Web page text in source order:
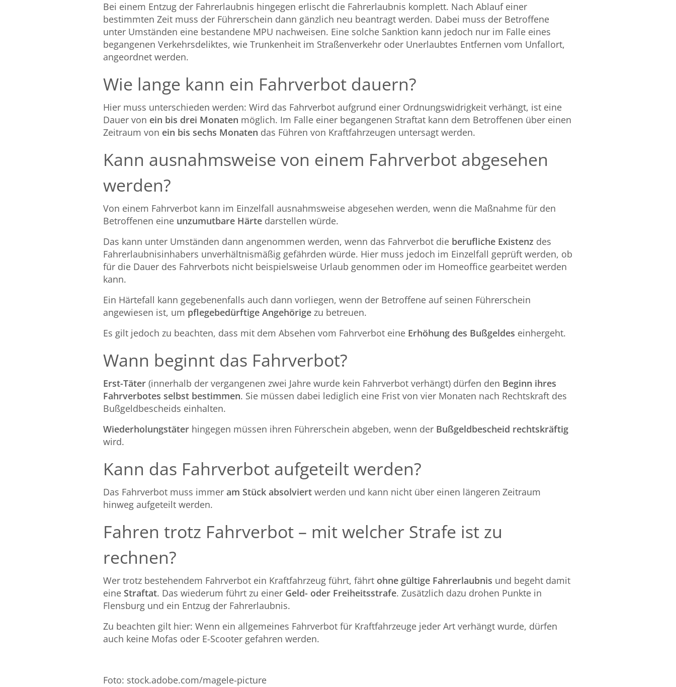
Bei einem Entzug der Fahrerlaubnis hingegen erlischt die Fahrerlaubnis komplett. Nach Ablauf einer
bestimmten Zeit muss der Führerschein dann gänzlich neu beantragt werden. Dabei muss der Betroffene
unter Umständen eine bestandene MPU nachweisen. Eine solche Sanktion kann jedoch nur im Falle eines
begangenen Verkehrsdeliktes, wie Trunkenheit im Straßenverkehr oder Unerlaubtes Entfernen vom Unfallort,
angeordnet werden.
Wie lange kann ein Fahrverbot dauern?
Hier muss unterschieden werden: Wird das Fahrverbot aufgrund einer Ordnungswidrigkeit verhängt, ist eine
Dauer von ein bis drei Monaten möglich. Im Falle einer begangenen Straftat kann dem Betroffenen über einen
Zeitraum von ein bis sechs Monaten das Führen von Kraftfahrzeugen untersagt werden.
Kann ausnahmsweise von einem Fahrverbot abgesehen
werden?
Von einem Fahrverbot kann im Einzelfall ausnahmsweise abgesehen werden, wenn die Maßnahme für den
Betroffenen eine unzumutbare Härte darstellen würde.
Das kann unter Umständen dann angenommen werden, wenn das Fahrverbot die berufliche Existenz des
Fahrerlaubnisinhabers unverhältnismäßig gefährden würde. Hier muss jedoch im Einzelfall geprüft werden, ob
für die Dauer des Fahrverbots nicht beispielsweise Urlaub genommen oder im Homeoffice gearbeitet werden
kann.
Ein Härtefall kann gegebenenfalls auch dann vorliegen, wenn der Betroffene auf seinen Führerschein
angewiesen ist, um pflegebedürftige Angehörige zu betreuen.
Es gilt jedoch zu beachten, dass mit dem Absehen vom Fahrverbot eine Erhöhung des Bußgeldes einhergeht.
Wann beginnt das Fahrverbot?
Erst-Täter (innerhalb der vergangenen zwei Jahre wurde kein Fahrverbot verhängt) dürfen den Beginn ihres
Fahrverbotes selbst bestimmen. Sie müssen dabei lediglich eine Frist von vier Monaten nach Rechtskraft des
Bußgeldbescheids einhalten.
Wiederholungstäter hingegen müssen ihren Führerschein abgeben, wenn der Bußgeldbescheid rechtskräftig
wird.
Kann das Fahrverbot aufgeteilt werden?
Das Fahrverbot muss immer am Stück absolviert werden und kann nicht über einen längeren Zeitraum
hinweg aufgeteilt werden.
Fahren trotz Fahrverbot – mit welcher Strafe ist zu
rechnen?
Wer trotz bestehendem Fahrverbot ein Kraftfahrzeug führt, fährt ohne gültige Fahrerlaubnis und begeht damit
eine Straftat. Das wiederum führt zu einer Geld- oder Freiheitsstrafe. Zusätzlich dazu drohen Punkte in
Flensburg und ein Entzug der Fahrerlaubnis.
Zu beachten gilt hier: Wenn ein allgemeines Fahrverbot für Kraftfahrzeuge jeder Art verhängt wurde, dürfen
auch keine Mofas oder E-Scooter gefahren werden.
Foto: stock.adobe.com/magele-picture